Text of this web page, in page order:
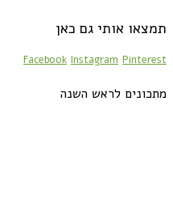
תמצאו אותי גם כאן
Facebook Instagram Pinterest
מתכונים לראש השנה